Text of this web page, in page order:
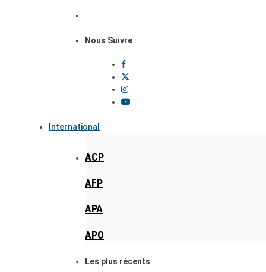
Nous Suivre
International
ACP
AFP
APA
APO
Les plus récents